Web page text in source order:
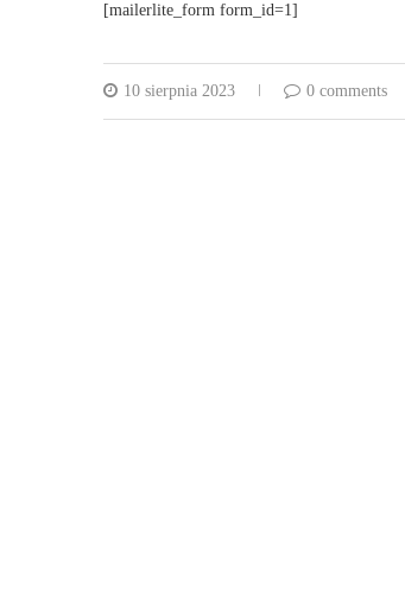
[mailerlite_form form_id=1]
10 sierpnia 2023 0 comments